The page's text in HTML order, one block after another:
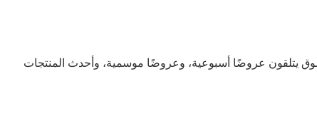
أكثر من 700,000 متسوق يتلقون عروضًا أسبوعية، وعروضًا موسمية، وأحدث المنتجات